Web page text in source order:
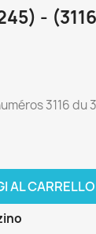
-
3116 du
AL CARRELLO